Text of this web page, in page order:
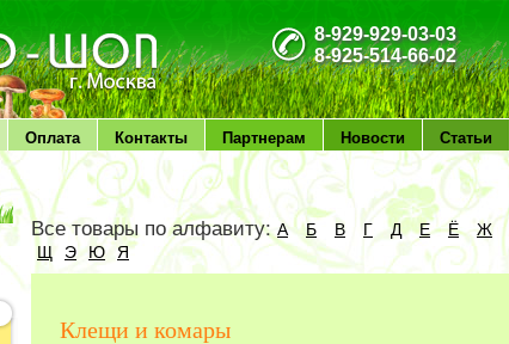
8-929-929-03-03
8-925-514-66-02
Оплата Контакты Партнерам Новости Статьи
Все товары по алфавиту:А Б В Г Д Е Ё Ж
Щ Э Ю Я
Клещи и комары